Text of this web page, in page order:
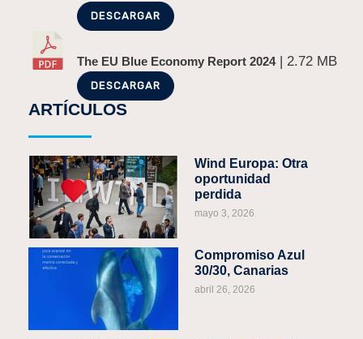
DESCARGAR
The EU Blue Economy Report 2024| 2.72 MB
DESCARGAR
ARTÍCULOS
Wind Europa: Otra
oportunidad
perdida
mayo 3, 2026
Compromiso Azul
30/30, Canarias
abril 26, 2026